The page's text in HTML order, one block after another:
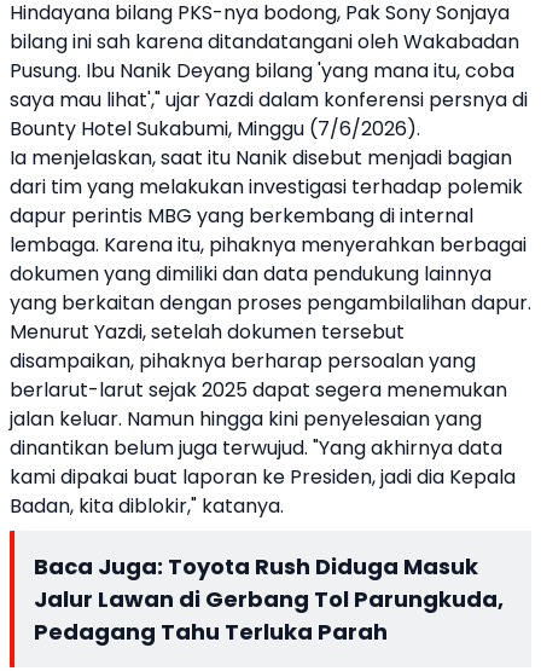
Hindayana bilang PKS-nya bodong, Pak Sony Sonjaya
bilang ini sah karena ditandatangani oleh Wakabadan
Pusung. Ibu Nanik Deyang bilang 'yang mana itu, coba
saya mau lihat'," ujar Yazdi dalam konferensi persnya di
Bounty Hotel Sukabumi, Minggu (7/6/2026).
Ia menjelaskan, saat itu Nanik disebut menjadi bagian
dari tim yang melakukan investigasi terhadap polemik
dapur perintis MBG yang berkembang di internal
lembaga. Karena itu, pihaknya menyerahkan berbagai
dokumen yang dimiliki dan data pendukung lainnya
yang berkaitan dengan proses pengambilalihan dapur.
Menurut Yazdi, setelah dokumen tersebut
disampaikan, pihaknya berharap persoalan yang
berlarut-larut sejak 2025 dapat segera menemukan
jalan keluar. Namun hingga kini penyelesaian yang
dinantikan belum juga terwujud. "Yang akhirnya data
kami dipakai buat laporan ke Presiden, jadi dia Kepala
Badan, kita diblokir," katanya.
Baca Juga: Toyota Rush Diduga Masuk
Jalur Lawan di Gerbang Tol Parungkuda,
Pedagang Tahu Terluka Parah